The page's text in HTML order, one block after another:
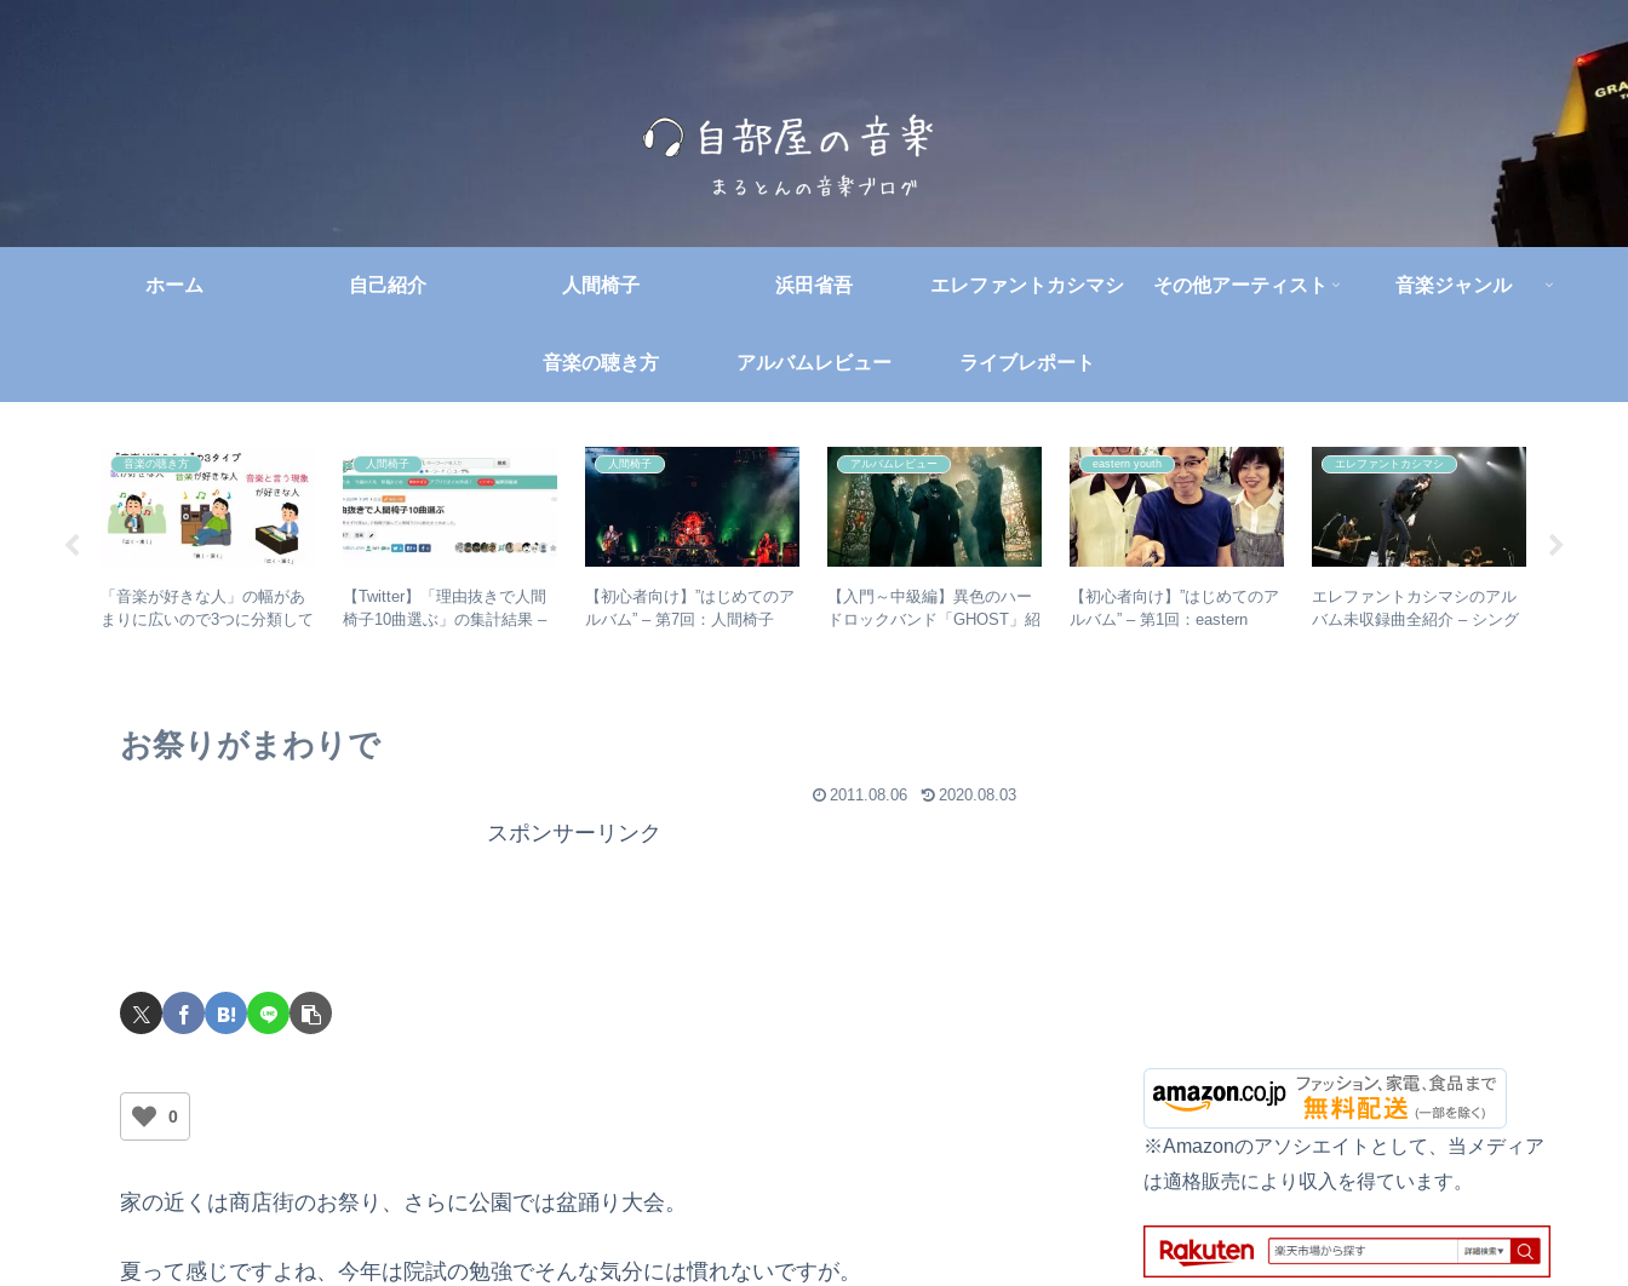
ホーム 自己紹介 人間椅子 浜田省吾 エレファントカシマシ その他アーティスト 音楽ジャンル
音楽の聴き方 アルバムレビュー ライブレポート
音楽の聴き方
「音楽が好きな人」の幅があ
まりに広いので3つに分類して
人間椅子
【Twitter】「理由抜きで人間
椅子10曲選ぶ」の集計結果 –
人間椅子
【初心者向け】”はじめてのア
ルバム” – 第7回：人間椅子
アルバムレビュー
【入門～中級編】異色のハー
ドロックバンド「GHOST」紹
eastern youth
【初心者向け】”はじめてのア
ルバム” – 第1回：eastern
エレファントカシマシ
エレファントカシマシのアル
バム未収録曲全紹介 – シング
お祭りがまわりで
2011.08.06 2020.08.03
スポンサーリンク
0
家の近くは商店街のお祭り、さらに公園では盆踊り大会。
夏って感じですよね、今年は院試の勉強でそんな気分には慣れないですが。
※Amazonのアソシエイトとして、当メディア
は適格販売により収入を得ています。